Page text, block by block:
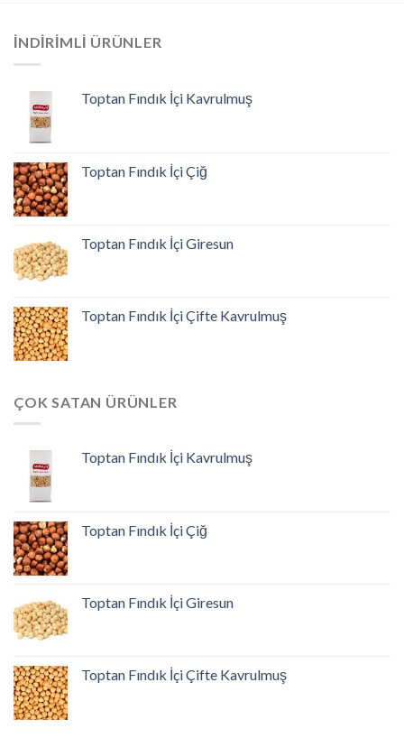
İNDIRIMLI ÜRÜNLER
Toptan Fındık İçi Kavrulmuş
Toptan Fındık İçi Çiğ
Toptan Fındık İçi Giresun
Toptan Fındık İçi Çifte Kavrulmuş
ÇOK SATAN ÜRÜNLER
Toptan Fındık İçi Kavrulmuş
Toptan Fındık İçi Çiğ
Toptan Fındık İçi Giresun
Toptan Fındık İçi Çifte Kavrulmuş